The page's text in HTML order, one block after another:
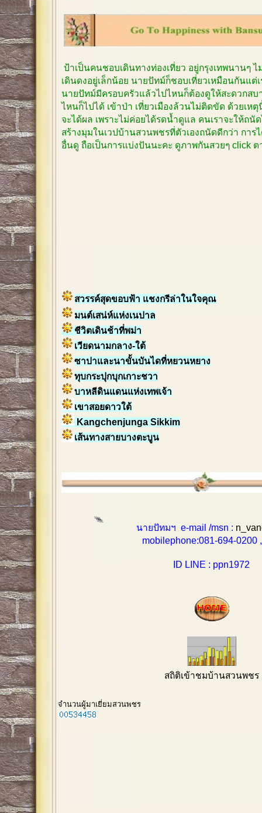
ป้าเป็นคนชอบเดินทางท่องเที่ยว อยู่กรุงเทพนานๆ
เดินดงอยู่เล็กน้อย นายปัทม์ก็ชอบเที่ยวเหมือนกันแต่
นายปัทม์มีครอบครัวแล้วไปไหนก็ต้องดูให้สะดวกส
ไหนก็ไปได้ เข้าป่า เที่ยวเมืองล้วนไม่ติดขัด ด้วยเห
จะได้ผล เพราะไม่ค่อยได้รดน้ำดูแล คนเราจะให้ถนั
สร้างมุมในเวปบ้านสวนพชรที่ตัวเองถนัดดีกว่า การ
อื่นดู ถือเป็นการแบ่งปันนะคะ ดูภาพกันสวยๆ click ต
สวรรค์สุดขอบฟ้า แชงกรีล่าในใจคุณ
มนต์เสน่ห์แห่งเนปาล
ชีวิตเดินช้าที่พม่า
เวียดนามกลาง-ใต้
ซาปาและนาขั้นบันไดที่หยวนหยาง
ทุบกระปุกบุกเกาะชวา
บาหลีดินแดนแห่งเทพเจ้า
เขาสอยดาวใต้
Kangchenjunga Sikkim
เส้นทางสายบางตะบูน
นายปัทมฯ e-mail /msn :
mobilephone:081-694-0200 ,
ID LINE : ppn1972
สถิติเข้าชมบ้านสวนพชร
จำนวนผู้มาเยี่ยมสวนพชร